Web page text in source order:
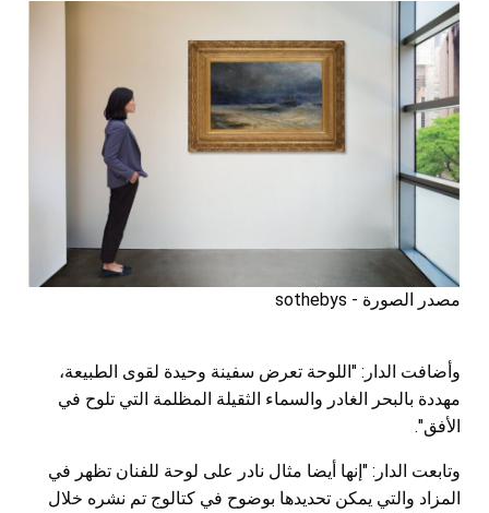
مصدر الصورة - sothebys
وأضافت الدار: "اللوحة تعرض سفينة وحيدة لقوى الطبيعة،
مهددة بالبحر الغادر والسماء الثقيلة المظلمة التي تلوح في
الأفق".
وتابعت الدار: "إنها أيضا مثال نادر على لوحة للفنان تظهر في
المزاد والتي يمكن تحديدها بوضوح في كتالوج تم نشره خلال